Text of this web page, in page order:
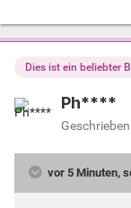
Dies ist ein beliebter
Ph****
Geschrieben
vor 5 Minuten,